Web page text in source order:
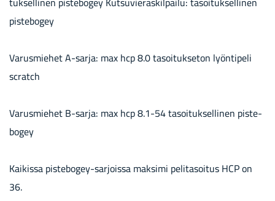
pis­te­bo­gey
Va­rus­mie­het A-​sarja: max hcp 8.0 ta­soi­tuk­se­ton lyön­ti­pe­li
sc­ratch
Va­rus­mie­het B-​sarja: max hcp 8.1-54 ta­soi­tuk­sel­li­nen pis­te­
bo­gey
Kai­kis­sa pistebogey-​sarjoissa mak­si­mi pe­li­ta­soi­tus HCP on
36.